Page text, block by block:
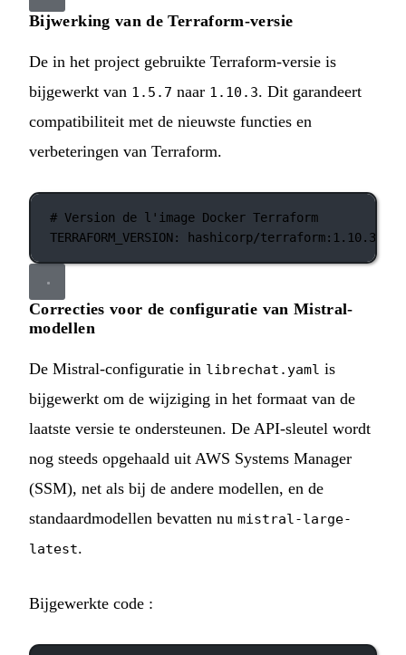
Bijwerking van de Terraform-versie
De in het project gebruikte Terraform-versie is
bijgewerkt van 1.5.7 naar 1.10.3. Dit garandeert
compatibiliteit met de nieuwste functies en
verbeteringen van Terraform.
# Version de l'image Docker Terraform
TERRAFORM_VERSION: hashicorp/terraform:1.10.3
Correcties voor de configuratie van Mistral-
modellen
De Mistral-configuratie in librechat.yaml is
bijgewerkt om de wijziging in het formaat van de
laatste versie te ondersteunen. De API-sleutel wordt
nog steeds opgehaald uit AWS Systems Manager
(SSM), net als bij de andere modellen, en de
standaardmodellen bevatten nu mistral-large-
latest.
Bijgewerkte code :